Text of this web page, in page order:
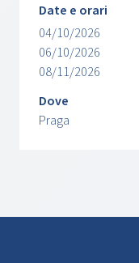
Date e orari
04/10/2026
06/10/2026
08/11/2026
Dove
Praga